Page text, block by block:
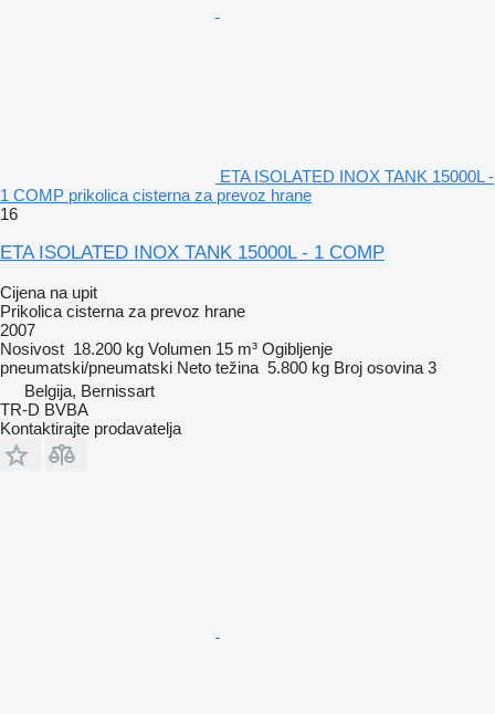
ETA ISOLATED INOX TANK 15000L -
1 COMP prikolica cisterna za prevoz hrane
16
ETA ISOLATED INOX TANK 15000L - 1 COMP
Cijena na upit
Prikolica cisterna za prevoz hrane
2007
Nosivost 18.200 kg Volumen 15 m³ Ogibljenje
pneumatski/pneumatski Neto težina 5.800 kg Broj osovina 3
Belgija, Bernissart
TR-D BVBA
Kontaktirajte prodavatelja